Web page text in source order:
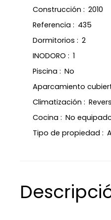
Construcción : 2010
Referencia : 435
Dormitorios : 2
INODORO : 1
Piscina : No
Aparcamiento
Climatización :
Cocina : No
Tipo de propiedad :